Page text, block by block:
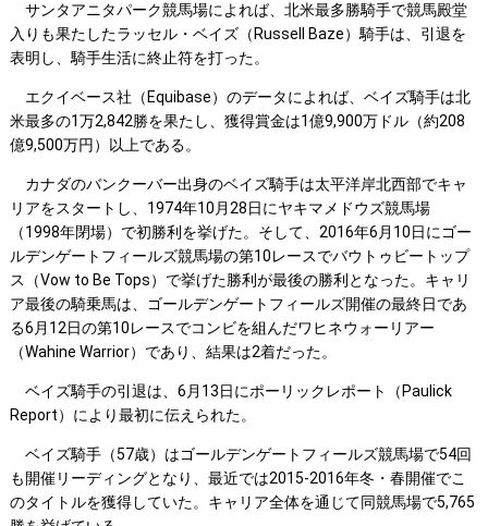
サンタアニタパーク競馬場によれば、北米最多勝騎手で競馬殿堂
入りも果たしたラッセル・ベイズ（Russell Baze）騎手は、引退を
表明し、騎手生活に終止符を打った。
エクイベース社（Equibase）のデータによれば、ベイズ騎手は北
米最多の1万2,842勝を果たし、獲得賞金は1億9,900万ドル（約208
億9,500万円）以上である。
カナダのバンクーバー出身のベイズ騎手は太平洋岸北西部でキャ
リアをスタートし、1974年10月28日にヤキマメドウズ競馬場
（1998年閉場）で初勝利を挙げた。そして、2016年6月10日にゴー
ルデンゲートフィールズ競馬場の第10レースでバウトゥビートップ
ス（Vow to Be Tops）で挙げた勝利が最後の勝利となった。キャリ
ア最後の騎乗馬は、ゴールデンゲートフィールズ開催の最終日であ
る6月12日の第10レースでコンビを組んだワヒネウォーリアー
（Wahine Warrior）であり、結果は2着だった。
ベイズ騎手の引退は、6月13日にポーリックレポート（Paulick
Report）により最初に伝えられた。
ベイズ騎手（57歳）はゴールデンゲートフィールズ競馬場で54回
も開催リーディングとなり、最近では2015-2016年冬・春開催でこ
のタイトルを獲得していた。キャリア全体を通じて同競馬場で5,765